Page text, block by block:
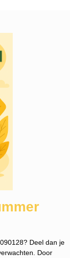
Deel dan je
Door